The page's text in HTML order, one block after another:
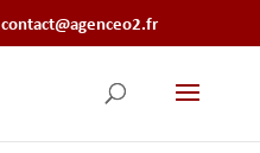
contact@agenceo2.fr